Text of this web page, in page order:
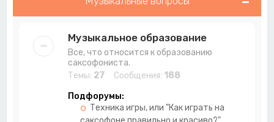
Музыкальное образование
Все, что относится к образованию
саксофониста.
Темы: 27 Сообщения: 188
Подфорумы:
Техника игры, или "Как играть на